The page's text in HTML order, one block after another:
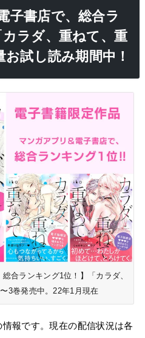
子書店で、総合ラ
ラダ、重ねて、重
試し読み期間中！
合ランキング1位！】「カラダ、
3巻発売中。22年1月現在
報です。現在の配信状況は各